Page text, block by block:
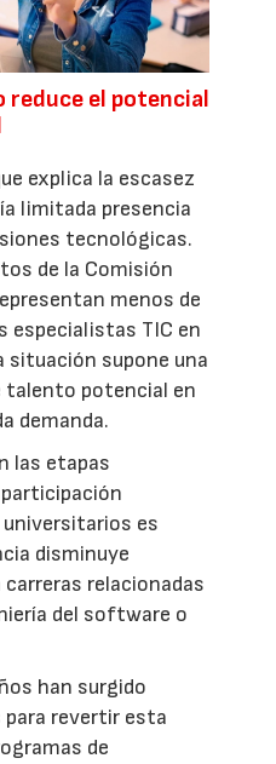
reduce el potencial
explica la escasez
limitada presencia
tecnológicas.
de la Comisión
menos de
especialistas TIC en
situación supone una
talento potencial en
demanda.
las etapas
es
disminuye
relacionadas
del software o
han surgido
revertir esta
de